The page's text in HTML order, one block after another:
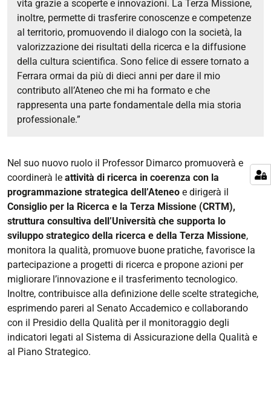
vita grazie a scoperte e innovazioni. La Terza Missione,
inoltre, permette di trasferire conoscenze e competenze
al territorio, promuovendo il dialogo con la società, la
valorizzazione dei risultati della ricerca e la diffusione
della cultura scientifica. Sono felice di essere tornato a
Ferrara ormai da più di dieci anni per dare il mio
contributo all’Ateneo che mi ha formato e che
rappresenta una parte fondamentale della mia storia
professionale.”
Nel suo nuovo ruolo il Professor Dimarco promuoverà e
coordinerà le attività di ricerca in coerenza con la
programmazione strategica dell’Ateneo e dirigerà il
Consiglio per la Ricerca e la Terza Missione (CRTM),
struttura consultiva dell’Università che supporta lo
sviluppo strategico della ricerca e della Terza Missione,
monitora la qualità, promuove buone pratiche, favorisce la
partecipazione a progetti di ricerca e propone azioni per
migliorare l’innovazione e il trasferimento tecnologico.
Inoltre, contribuisce alla definizione delle scelte strategiche,
esprimendo pareri al Senato Accademico e collaborando
con il Presidio della Qualità per il monitoraggio degli
indicatori legati al Sistema di Assicurazione della Qualità e
al Piano Strategico.